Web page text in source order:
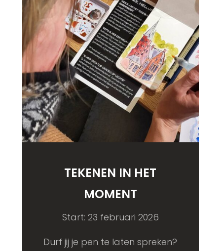
TEKENEN IN HET
MOMENT
Start: 23 februari 2026
Durf jij je pen te laten spreken?